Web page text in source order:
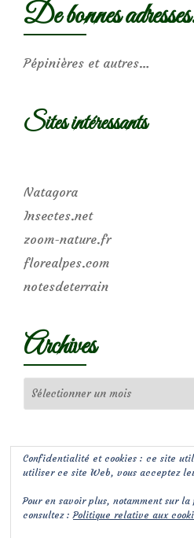
De bonnes
Pépinières et autres…
Sites intéressants
Natagora
Insectes.net
zoom-nature.fr
florealpes.com
notesdeterrain
Archives
Confidentialité et cookies : ce site
utiliser ce site Web, vous acceptez
Pour en savoir plus, notamment sur
consultez :Politique relative aux